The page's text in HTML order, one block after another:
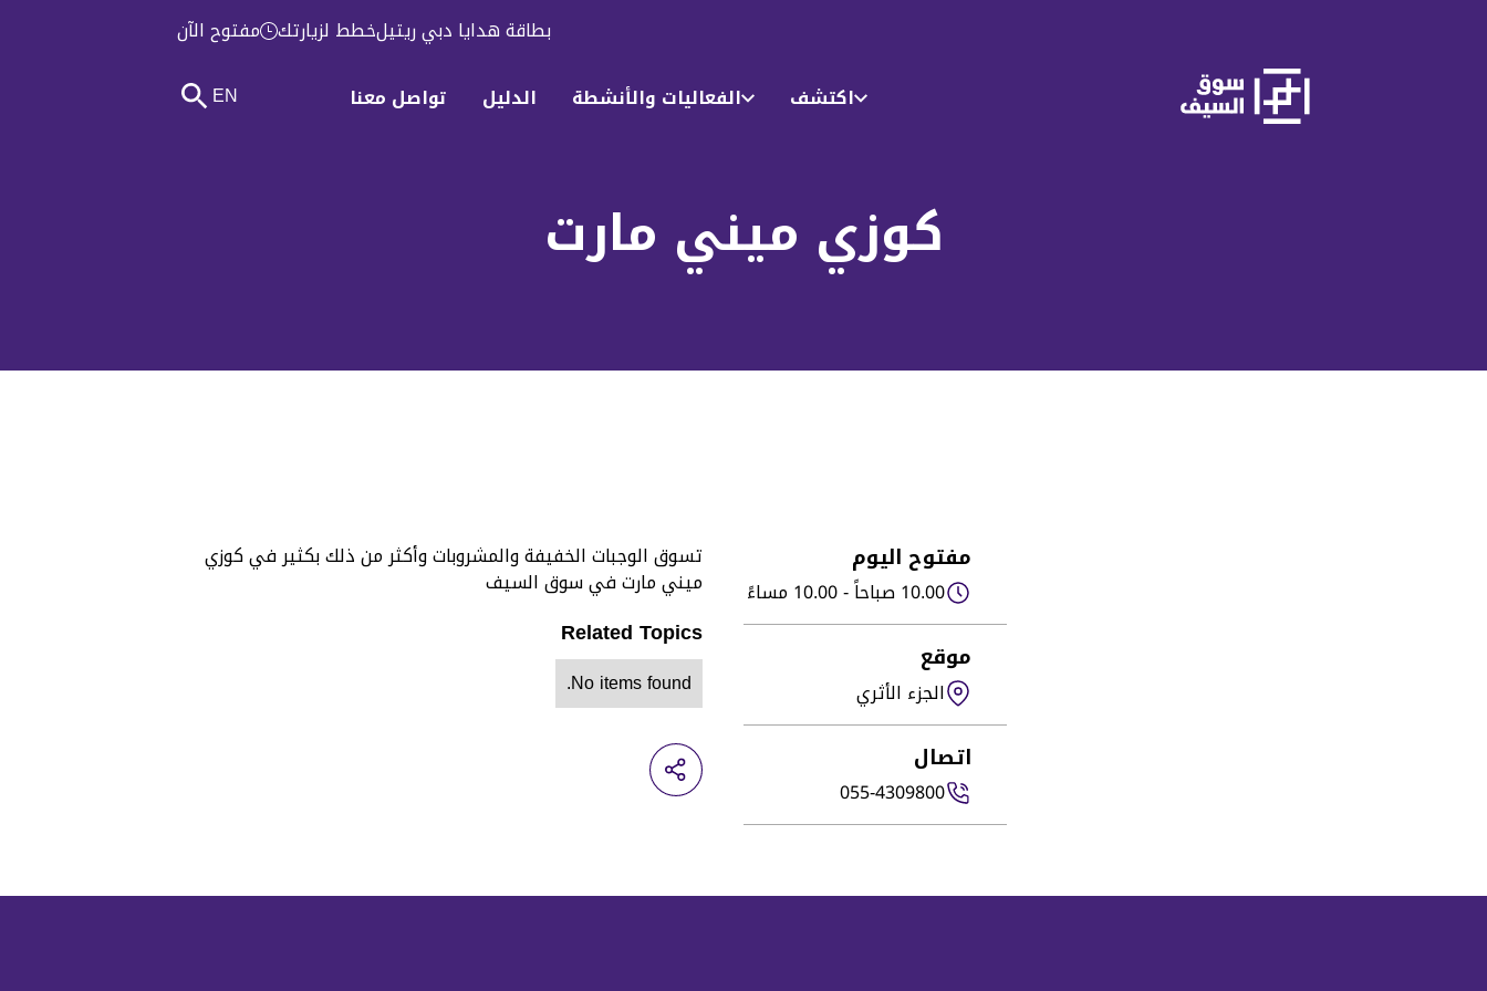
بطاقة هدايا دبي ريتيلخطط لزيارتك مفتوح الآن
اكتشف
الفعاليات والأنشطة الدليل تواصل معنا EN
كوزي ميني مارت
مفتوح اليوم
10.00 صباحاً - 10.00 مساءً
موقع
الجزء الأثري
اتصال
055-4309800
تسوق الوجبات الخفيفة والمشروبات وأكثر من ذلك بكثير في كوزي
ميني مارت في سوق السيف
Related Topics
No items found.